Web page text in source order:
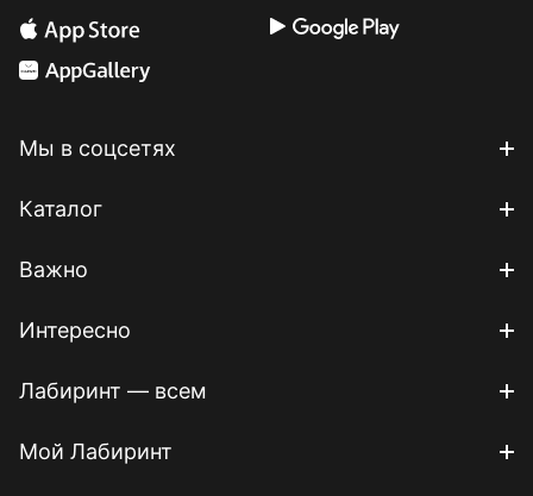
Мы в соцсетях
Каталог
Важно
Интересно
Лабиринт — всем
Мой Лабиринт